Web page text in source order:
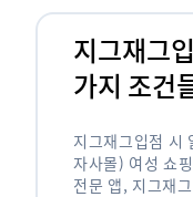
지그재그
가지 조건
지그재그입점
자사몰) 여성 쇼
전문 앱, 지그재